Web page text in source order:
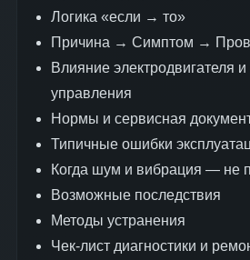
Логика «если → то»
Причина → Симптом →
Влияние электродвигателя
управления
Нормы и сервисная
Типичные ошибки
Когда шум и вибрация — не
Возможные последствия
Методы устранения
Чек-лист диагностики и